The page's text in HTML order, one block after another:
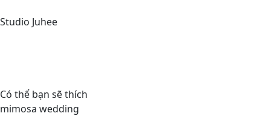
Studio Juhee
Có thể bạn sẽ thích
mimosa wedding